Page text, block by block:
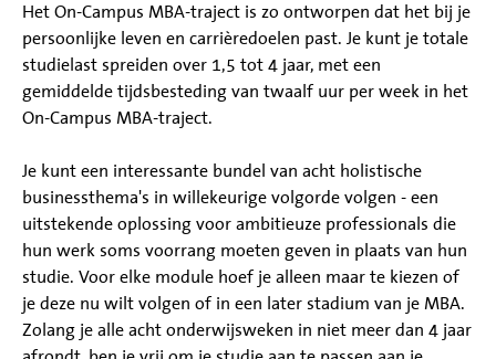
Het On-Campus MBA-traject is zo ontworpen dat het bij je
persoonlijke leven en carrièredoelen past. Je kunt je totale
studielast spreiden over 1,5 tot 4 jaar, met een
gemiddelde tijdsbesteding van twaalf uur per week in het
On-Campus MBA-traject.
Je kunt een interessante bundel van acht holistische
businessthema's in willekeurige volgorde volgen - een
uitstekende oplossing voor ambitieuze professionals die
hun werk soms voorrang moeten geven in plaats van hun
studie. Voor elke module hoef je alleen maar te kiezen of
je deze nu wilt volgen of in een later stadium van je MBA.
Zolang je alle acht onderwijsweken in niet meer dan 4 jaar